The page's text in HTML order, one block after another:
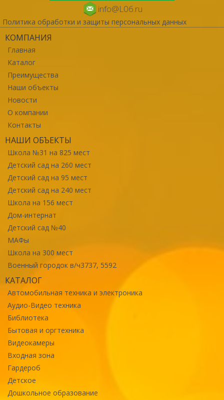
info@L06.ru
Политика обработки и защиты персональных данных
КОМПАНИЯ
Главная
Каталог
Преимущества
Наши объекты
Новости
О компании
Контакты
НАШИ ОБЪЕКТЫ
Школа №31 на 825 мест
Детский сад на 260 мест
Детский сад на 95 мест
Детский сад на 240 мест
Школа на 156 мест
Дом-интернат
Детский сад №40
МАФы
Школа на 300 мест
Военный городок в/ч3737, 5592
КАТАЛОГ
Автомобильная техника и электроника
Аудио-Видео техника
Библиотека
Бытовая и оргтехника
Видеокамеры
Входная зона
Гардероб
Детское
Дошкольное образование